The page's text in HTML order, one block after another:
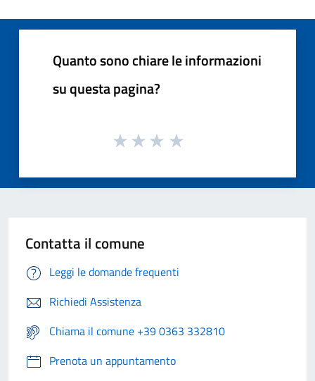
Quanto sono chiare le informazioni
su questa pagina?
Contatta il comune
Leggi le domande frequenti
Richiedi Assistenza
Chiama il comune +39 0363 332810
Prenota un appuntamento